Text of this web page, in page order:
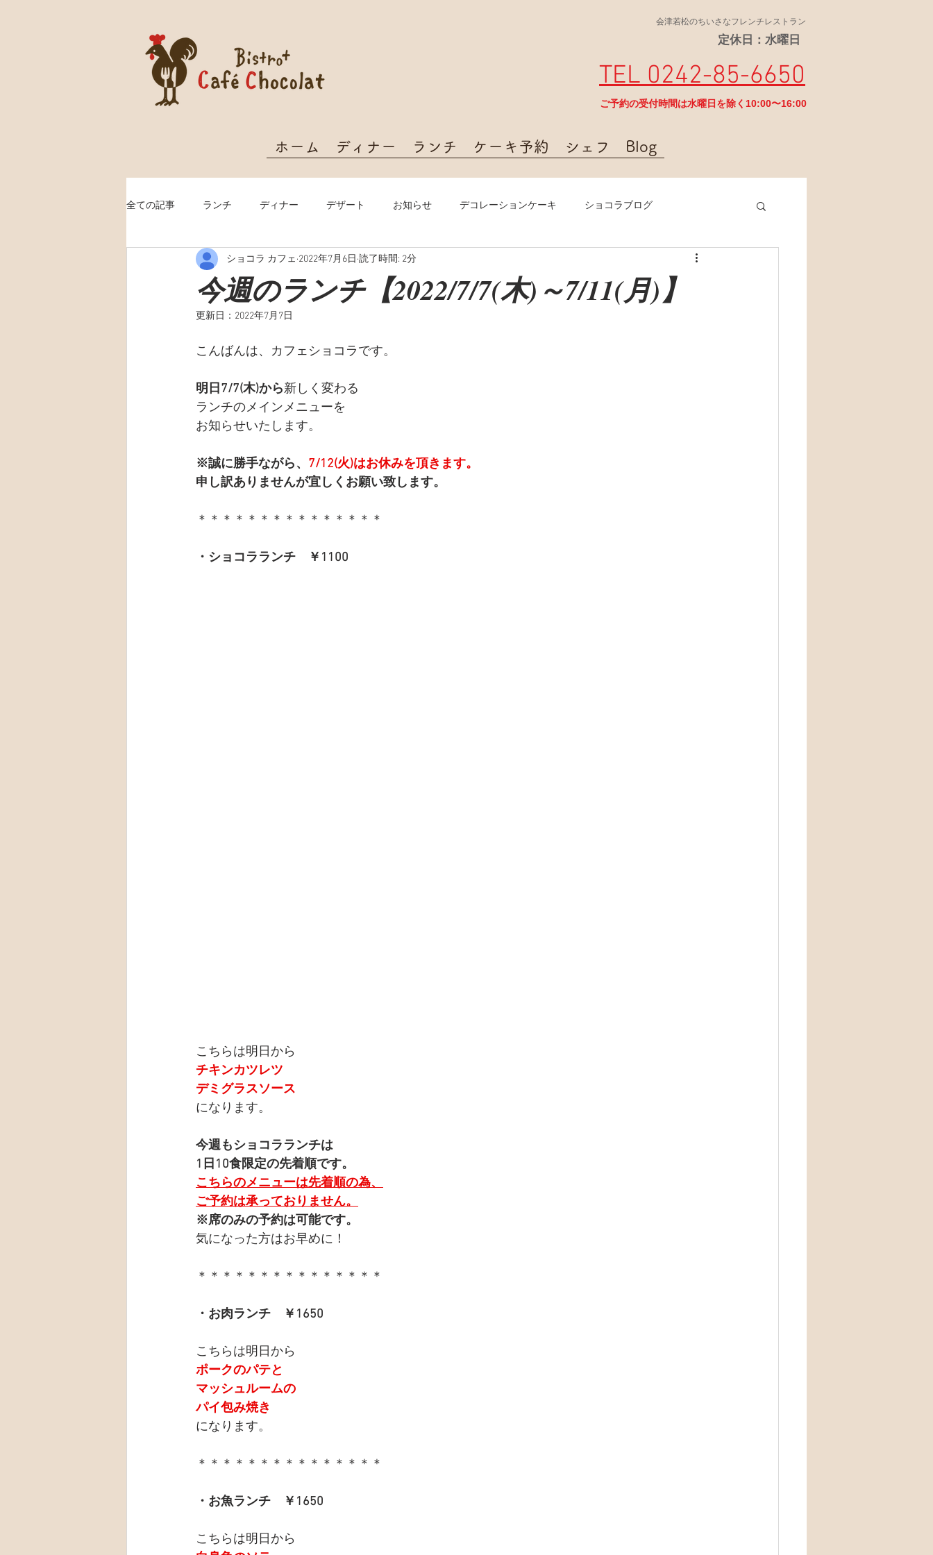
会津若松のちいさなフレンチレストラン
定休日：水曜日
TEL 0242-85-6650
​ご予約の受付時間は水曜日を除く10:00〜16:00
ホーム ディナー ランチ ケーキ予約 シェフ Blog
全ての記事 ランチ ディナー デザート お知らせ デコレーションケーキ ショコラブログ
クリスマス予約
今週のランチ【2022/7/7(木)～7/11(月)】
ショコラ カフェ 2022年7月6日 読了時間: 2分
更新日： 2022年7月7日
こんばんは、カフェショコラです。
明日7/7(木)から新しく変わる
ランチのメインメニューを
お知らせいたします。
※誠に勝手ながら、 7/12(火)はお休みを頂きます。
申し訳ありませんが宜しくお願い致します。
＊＊＊＊＊＊＊＊＊＊＊＊＊＊＊
・ショコラランチ　￥1100
こちらは明日から
チキンカツレツ
デミグラスソース
になります。
今週もショコラランチは
1日10食限定の先着順です。
こちらのメニューは先着順の為、
ご予約は承っておりません。
※席のみの予約は可能です。
気になった方はお早めに！
＊＊＊＊＊＊＊＊＊＊＊＊＊＊＊
・お肉ランチ　￥1650
こちらは明日から
ポークのパテと
マッシュルームの
パイ包み焼き
になります。
＊＊＊＊＊＊＊＊＊＊＊＊＊＊＊
・お魚ランチ　￥1650
こちらは明日から